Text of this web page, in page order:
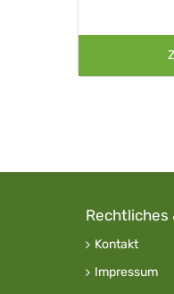
Rechtliches
Kontakt
Impressum